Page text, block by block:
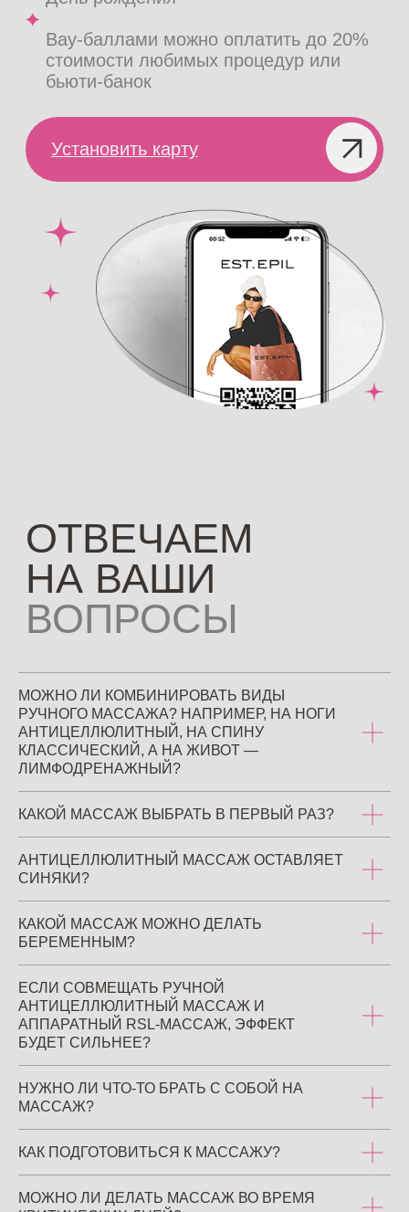
МОЖНО ЛИ КОМБИНИРОВАТЬ ВИДЫ
РУЧНОГО МАССАЖА? НАПРИМЕР, НА НОГИ
АНТИЦЕЛЛЮЛИТНЫЙ, НА СПИНУ
КЛАССИЧЕСКИЙ, А НА ЖИВОТ —
ЛИМФОДРЕНАЖНЫЙ?
КАКОЙ МАССАЖ ВЫБРАТЬ В ПЕРВЫЙ РАЗ?
АНТИЦЕЛЛЮЛИТНЫЙ МАССАЖ ОСТАВЛЯЕТ
СИНЯКИ?
КАКОЙ МАССАЖ МОЖНО ДЕЛАТЬ
БЕРЕМЕННЫМ?
ЕСЛИ СОВМЕЩАТЬ РУЧНОЙ
АНТИЦЕЛЛЮЛИТНЫЙ МАССАЖ И
АППАРАТНЫЙ RSL-МАССАЖ, ЭФФЕКТ
БУДЕТ СИЛЬНЕЕ?
НУЖНО ЛИ ЧТО-ТО БРАТЬ С СОБОЙ НА
МАССАЖ?
КАК ПОДГОТОВИТЬСЯ К МАССАЖУ?
МОЖНО ЛИ ДЕЛАТЬ МАССАЖ ВО ВРЕМЯ
Процедуры на премиальной
итальянской уходовой косметике
Сomfort Zone
УЛЬТРАЗВУКОВОЙ РФ-ЛИФТИНГ
Уменьшение объемов тела
и омоложение кожи. А еще –
тотальное избавление от целлюлита
АППАРАТНЫЙ МАССАЖ ДЛЯ
Лифтинг и омоложение кожи лица.
Причем с заметным эффектом после
первого сеанса
СЕРТИФИКАТЫ
Услуги
Наши адреса
EST.EPIL White (Белый)
Москва, Предтеченский переулок, д. 21
Приходите с 10:00 до 22:00 без
выходных
Москва, Голиковский переулок, д. 8
EST.EPIL Black (Черный)
Москва, Васильевская улица, д. 2к1
Цены
Оборудование